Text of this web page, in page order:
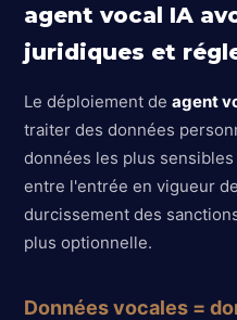
agent vocal IA
juridiques et
Le déploiement deagent
traiter des données
données les plus sensibles
entre l'entrée en vigueur
durcissement des
plus optionnelle.
Données vocales =